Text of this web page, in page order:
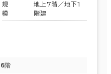
規
模
地上7階／地下1
階建
6階